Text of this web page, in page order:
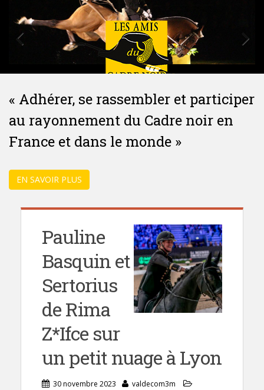
« Adhérer, se rassembler et participer
au rayonnement du Cadre noir en
France et dans le monde »
EN SAVOIR PLUS
Pauline
Basquin et
Sertorius
de Rima
Z*Ifce sur
un petit nuage à Lyon
30 novembre 2023
valdecom3m